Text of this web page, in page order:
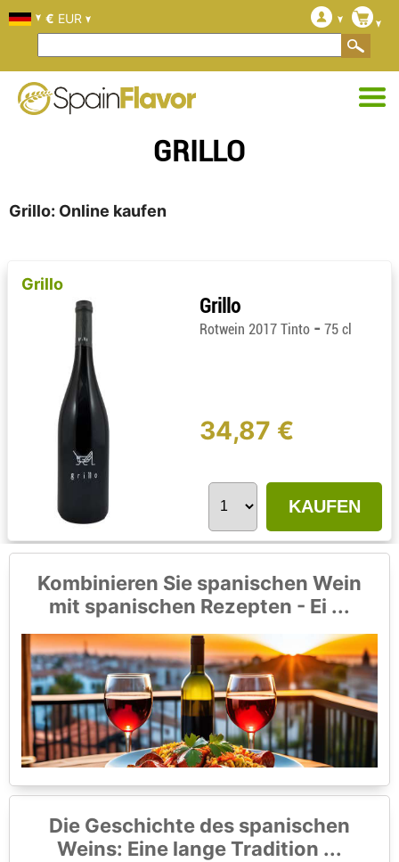
GRILLO
Grillo: Online kaufen
Grillo
Grillo
Rotwein 2017 Tinto - 75 cl
34,87 €
KAUFEN
Kombinieren Sie spanischen Wein
mit spanischen Rezepten - Ei ...
Die Geschichte des spanischen
Weins: Eine lange Tradition ...
€ EUR